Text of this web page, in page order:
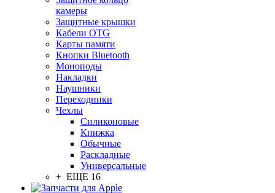
камеры
Защитные крышки
Кабели OTG
Карты памяти
Кнопки Bluetooth
Моноподы
Накладки
Наушники
Переходники
Чехлы
Силиконовые
Книжка
Обычные
Раскладные
Универсальные
+ ЕЩЕ 16